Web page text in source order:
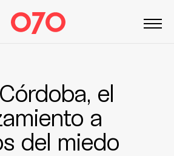
el
a
del miedo